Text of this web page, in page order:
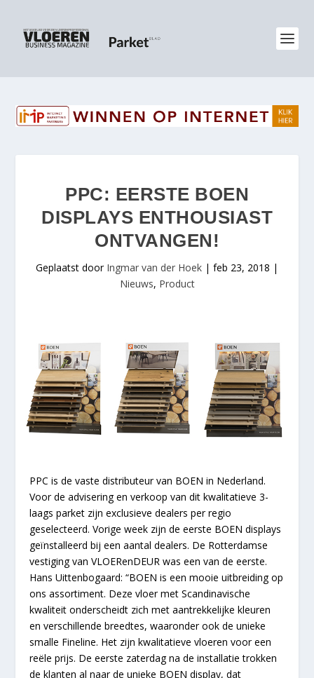
PPC: EERSTE BOEN
DISPLAYS ENTHOUSIAST
ONTVANGEN!
Geplaatst door Ingmar van der Hoek | feb 23, 2018 |
Nieuws, Product
PPC is de vaste distributeur van BOEN in Nederland.
Voor de advisering en verkoop van dit kwalitatieve 3-
laags parket zijn exclusieve dealers per regio
geselecteerd. Vorige week zijn de eerste BOEN displays
geïnstalleerd bij een aantal dealers. De Rotterdamse
vestiging van VLOERenDEUR was een van de eerste.
Hans Uittenbogaard: “BOEN is een mooie uitbreiding op
ons assortiment. Deze vloer met Scandinavische
kwaliteit onderscheidt zich met aantrekkelijke kleuren
en verschillende breedtes, waaronder ook de unieke
smalle Fineline. Het zijn kwalitatieve vloeren voor een
reële prijs. De eerste zaterdag na de installatie trokken
de klanten al naar de unieke BOEN display, dat